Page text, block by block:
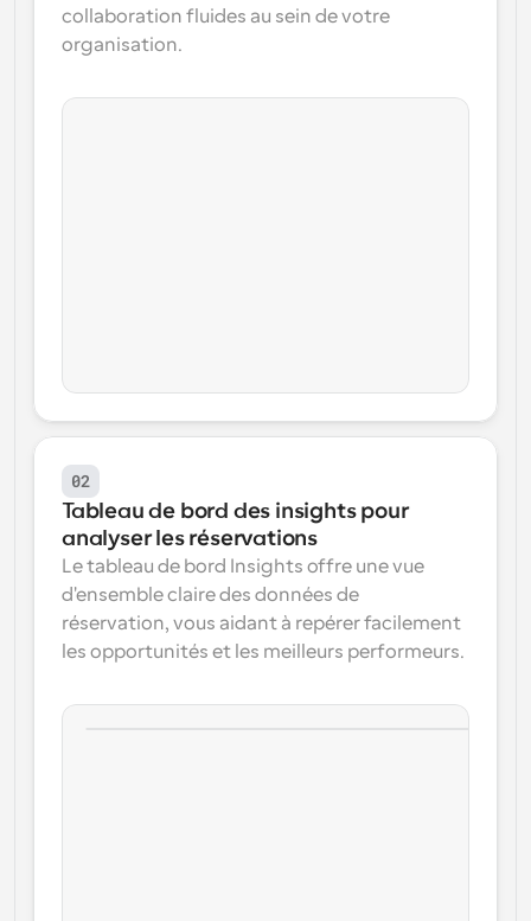
collaboration fluides au sein de votre
organisation.
02
Tableau de bord des insights pour
analyser les réservations
Le tableau de bord Insights offre une vue
d'ensemble claire des données de
réservation, vous aidant à repérer facilement
les opportunités et les meilleurs performeurs.